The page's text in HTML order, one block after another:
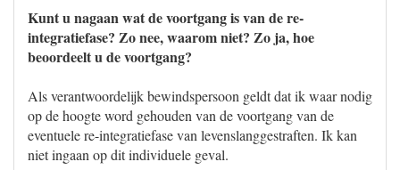
Kunt u nagaan wat de voortgang is van de re-
integratiefase? Zo nee, waarom niet? Zo ja, hoe
beoordeelt u de voortgang?
Als verantwoordelijk bewindspersoon geldt dat ik waar nodig
op de hoogte word gehouden van de voortgang van de
eventuele re-integratiefase van levenslanggestraften. Ik kan
niet ingaan op dit individuele geval.